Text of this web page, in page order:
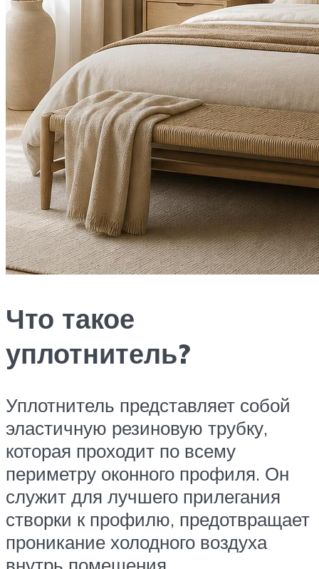
Что такое
уплотнитель?
Уплотнитель представляет собой
эластичную резиновую трубку,
которая проходит по всему
периметру оконного профиля. Он
служит для лучшего прилегания
створки к профилю, предотвращает
проникание холодного воздуха